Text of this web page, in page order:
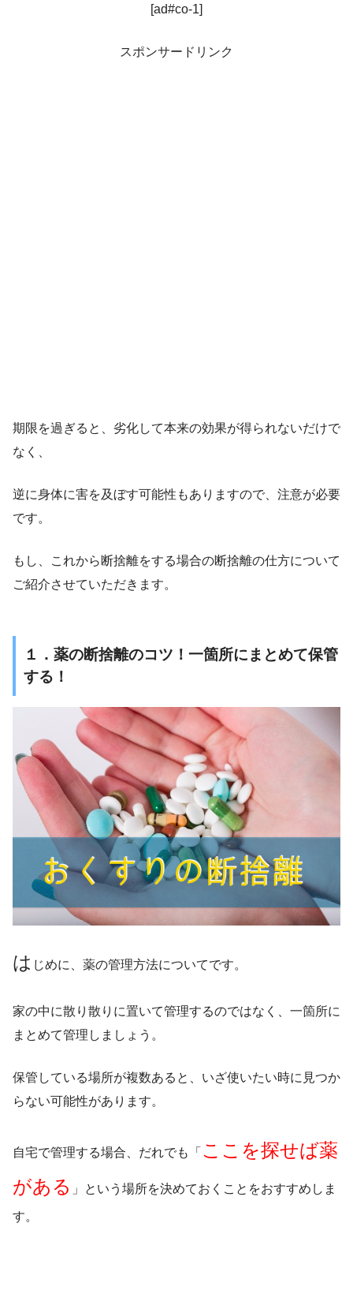
[ad#co-1]
スポンサードリンク
期限を過ぎると、劣化して本来の効果が得られないだけで
なく、
逆に身体に害を及ぼす可能性もありますので、注意が必要
です。
もし、これから断捨離をする場合の断捨離の仕方について
ご紹介させていただきます。
１．薬の断捨離のコツ！一箇所にまとめて保管
する！
は じめに、薬の管理方法についてです。
家の中に散り散りに置いて管理するのではなく、一箇所に
まとめて管理しましょう。
保管している場所が複数あると、いざ使いたい時に見つか
らない可能性があります。
自宅で管理する場合、だれでも「 ここを探せば薬
がある 」という場所を決めておくことをおすすめしま
す。